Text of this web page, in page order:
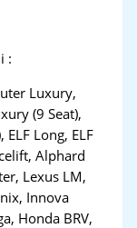
:
Luxury,
(9 Seat),
ELF Long, ELF
Alphard
Lexus LM,
Innova
Honda BRV,